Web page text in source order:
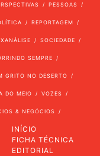
PESSOAS
REPORTAGEM
SOCIEDADE
SEMPRE
GRITO NO DESERTO
DO MEIO VOZES
& NEGÓCIOS
INÍCIO
FICHA TÉCNICA
EDITORIAL